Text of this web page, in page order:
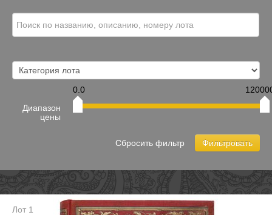
Диапазон
цены
0.0
Сбросить фильтр Фильтровать
Лот 1